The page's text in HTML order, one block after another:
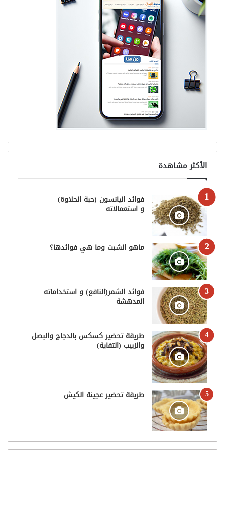
الأكثر مشاهدة
فوائد اليانسون (حبة الحلاوة)
و استعمالاته
ماهو الشبت وما هي فوائدها؟
فوائد الشمر(النافع) و استخداماته
المدهشة
طريقة تحضير كسكس بالدجاج والبصل
والزبيب (التفاية)
طريقة تحضير عجينة الكيش